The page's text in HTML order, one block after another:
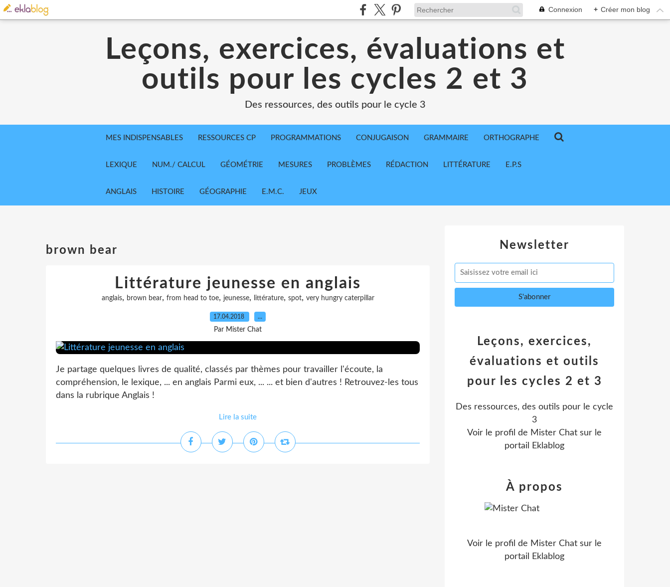
Connexion + Créer mon blog
Leçons, exercices, évaluations et
outils pour les cycles 2 et 3
Des ressources, des outils pour le cycle 3
MES INDISPENSABLES RESSOURCES CP PROGRAMMATIONS CONJUGAISON GRAMMAIRE ORTHOGRAPHE
LEXIQUE NUM./ CALCUL GÉOMÉTRIE MESURES PROBLÈMES RÉDACTION LITTÉRATURE E.P.S
ANGLAIS HISTOIRE GÉOGRAPHIE E.M.C. JEUX
brown bear
Littérature jeunesse en anglais
anglais, brown bear, from head to toe, jeunesse, littérature, spot, very hungry caterpillar
17.04.2018 …
Par Mister Chat
Je partage quelques livres de qualité, classés par thèmes pour travailler l'écoute, la
compréhension, le lexique, ... en anglais Parmi eux, ... ... et bien d'autres ! Retrouvez-les tous
dans la rubrique Anglais !
Lire la suite
Newsletter
Leçons, exercices,
évaluations et outils
pour les cycles 2 et 3
Des ressources, des outils pour le cycle
3
Voir le profil de Mister Chat sur le
portail Eklablog
À propos
Voir le profil de Mister Chat sur le
portail Eklablog